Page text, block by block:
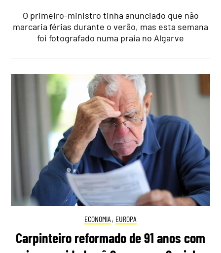
O primeiro-ministro tinha anunciado que não
marcaria férias durante o verão, mas esta semana
foi fotografado numa praia no Algarve
ECONOMIA , EUROPA
Carpinteiro reformado de 91 anos com